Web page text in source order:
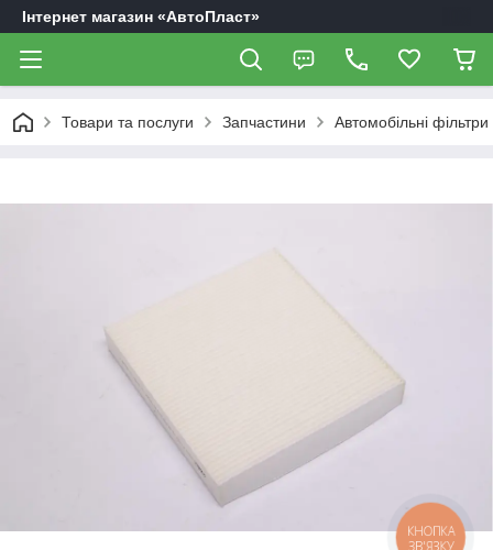
Інтернет магазин «АвтоПласт»
Товари та послуги Запчастини Автомобільні фільтри
КНОПКА
ЗВ'ЯЗКУ